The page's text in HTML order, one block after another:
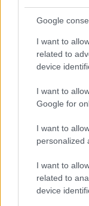
Google
I want to
related to
device
I want to
Google for
I want to
personalized
I want to
related to
device
Investeren 24
NL Newz